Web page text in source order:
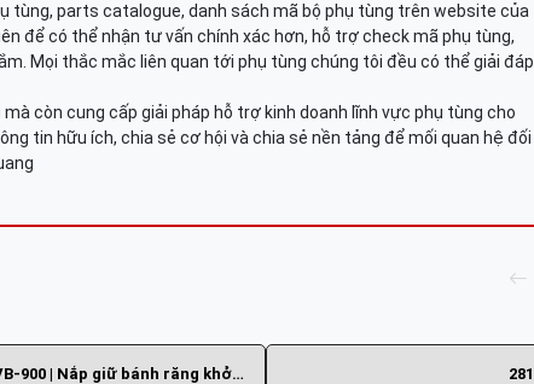
tùng, parts catalogue, danh sách mã bộ phụ tùng trên website của
để có thể nhận tư vấn chính xác hơn, hỗ trợ check mã phụ tùng,
Mọi thắc mắc liên quan tới phụ tùng chúng tôi đều có thể giải đáp.
còn cung cấp giải pháp hỗ trợ kinh doanh lĩnh vực phụ tùng cho
tin hữu ích, chia sẻ cơ hội và chia sẻ nền tảng để mối quan hệ đối
28150-KVB-900 | Nắp giữ bánh răng khởi động